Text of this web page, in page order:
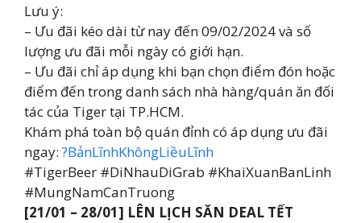
Lưu ý:
– Ưu đãi kéo dài từ nay đến 09/02/2024 và số
lượng ưu đãi mỗi ngày có giới hạn.
– Ưu đãi chỉ áp dụng khi bạn chọn điểm đón hoặc
điểm đến trong danh sách nhà hàng/quán ăn đối
tác của Tiger tại TP.HCM.
Khám phá toàn bộ quán đỉnh có áp dụng ưu đãi
ngay: ?BảnLĩnhKhôngLiềuLĩnh
#TigerBeer #DiNhauDiGrab #KhaiXuanBanLinh
#MungNamCanTruong
[21/01 – 28/01] LÊN LỊCH SĂN DEAL TẾT